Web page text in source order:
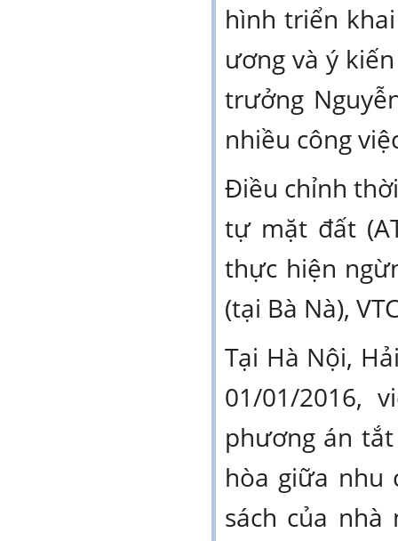
hình triển
ương và ý
trưởng
nhiều công
Điều chỉnh
tự mặt đất
thực hiện
(tại Bà Nà),
Tại Hà Nội,
01/01/2016,
phương án
hòa giữa nhu
sách của